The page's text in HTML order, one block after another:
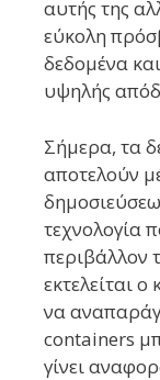
αυτής της
εύκολη
δεδομένα
υψηλής
Σήμερα, τα
αποτελούν
τεχνολογία
περιβάλλον
εκτελείται
να
containers
γίνει